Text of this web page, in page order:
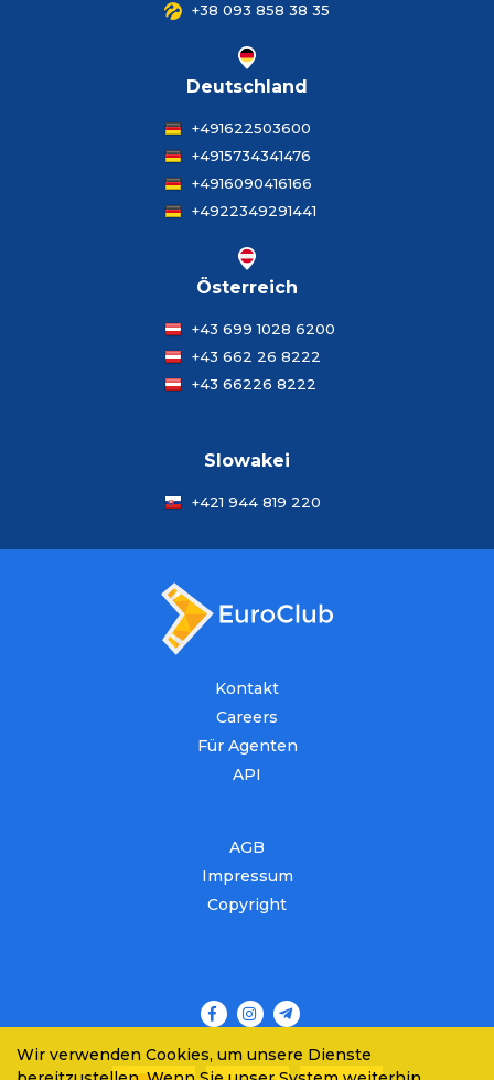
+38 093 858 38 35
Deutschland
+491622503600
+4915734341476
+4916090416166
+4922349291441
Österreich
+43 699 1028 6200
+43 662 26 8222
+43 66226 8222
Slowakei
+421 944 819 220
Kontakt
Careers
Für Agenten
API
AGB
Impressum
Copyright
Wir verwenden Cookies, um unsere Dienste